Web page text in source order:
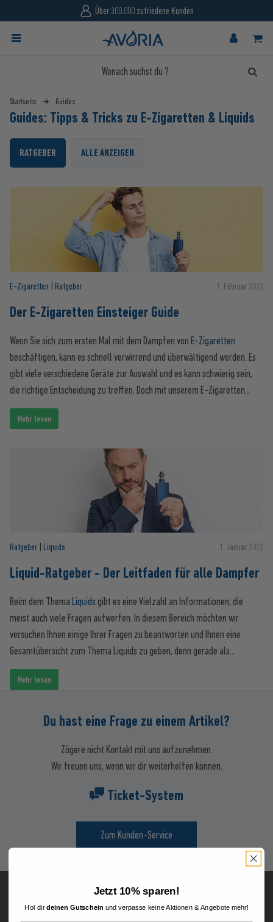
Über 300.000 zufriedene Kunden
Startseite Guides
Guides: Tipps & Tricks zu E-Zigaretten & Liquids
RATGEBER ALLE ANZEIGEN
E-Zigaretten Ratgeber 1. Februar 2022
Der E-Zigaretten Einsteiger Guide
Wenn Sie sich zum ersten Mal mit dem Dampfen von E-Zigaretten
beschäftigen, kann es schnell verwirrend und überwältigend werden. Es
gibt viele verschiedene Geräte zur Auswahl und es kann schwierig sein,
die richtige Entscheidung zu treffen. Doch mit unserem E-Zigaretten
Einsteiger Guide müssen Sie sich keine Sorgen machen! Wir haben diesen
Guide erstellt, um Ihnen den Einstieg in die Welt des Dampfens zu
Darüber hinaus zeigen wir Ihnen, wie Sie die E-Zigarette richtig
verwenden und welche häufigen Fehler vermieden werden sollten. Mit
unserem E-Zigaretten Einsteiger Guide können Sie Ihre erste E-Zigarette
mit Zuversicht auswählen und loslegen - und im Falle von Problemen sind
wir für Sie da, um Ihnen bei der Lösung zu helfen!
Mehr lesen
Ratgeber Liquids 1. Januar 2022
Liquid-Ratgeber - Der Leitfaden für alle Dampfer
Beim dem Thema Liquids gibt es eine Vielzahl an Informationen, die
meist auch viele Fragen aufwerfen. In diesem Bereich möchten wir
versuchen Ihnen einige Ihrer Fragen zu beantworten und Ihnen eine
Gesamtübersicht zum Thema Liquids zu geben, denn gerade als
Neueinsteiger wird man oft von einem Überangebot an unterschiedlichen
Liquids und deren Vielzahl an Varianten beinahe erschlagen. Am Ende ist
andere. Wir vonAvoria möchten Ihnen gerne etwas Licht ins Dunkle
Mehr lesen
Du hast eine Frage zu einem Artikel?
Zögere nicht Kontakt mit uns aufzunehmen.
Wir freuen uns, wenn wir dir weiterhelfen können.
Ticket-System
Zum Kunden-Service
Zurück zum Start
Jetzt 10% sparen!
Hol dirdeinen Gutschein und verpasse keine Aktionen & Angebote mehr!